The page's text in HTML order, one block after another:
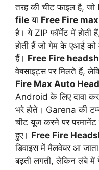
तरह की चीट फाइल है, जो
file या Free Fire
है। ये ZIP फॉर्मेट में होती
होती हैं जो गेम के एआई को
हैं। Free Fire
वेबसाइट्स पर मिलते हैं,
Fire Max Auto
Android के लिए दावा
भरे होते। Garena की
चीट यूज करने पर
हुए। Free Fire
डिवाइस में मैलवेयर आ
बढ़ती लगती, लेकिन लंबे में